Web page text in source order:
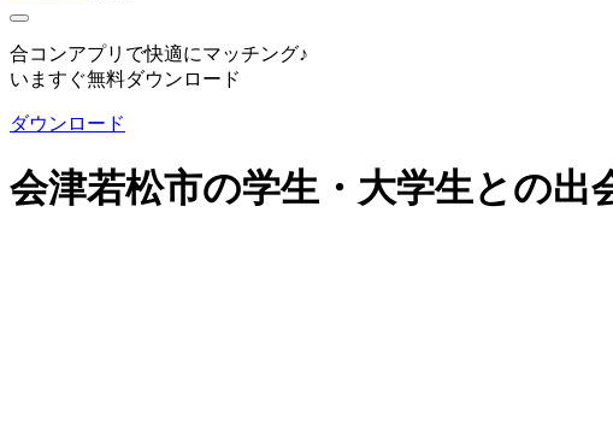
合コンアプリで快適にマッチング♪
いますぐ無料ダウンロード
ダウンロード
会津若松市の学生・大学生との出